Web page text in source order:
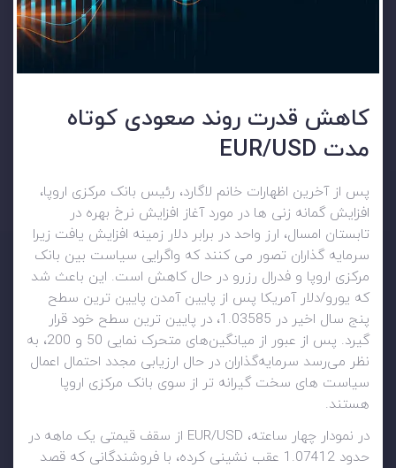
کاهش قدرت روند صعودی کوتاه
مدت EUR/USD
پس از آخرین اظهارات خانم لاگارد، رئیس بانک مرکزی اروپا،
افزایش گمانه زنی ها در مورد آغاز افزایش نرخ بهره در
تابستان امسال، ارز واحد در برابر دلار زمینه افزایش یافت زیرا
سرمایه گذاران تصور می کنند که واگرایی سیاست بین بانک
مرکزی اروپا و فدرال رزرو در حال کاهش است. این باعث شد
که یورو/دلار آمریکا پس از پایین آمدن پایین ترین سطح
پنج سال اخیر در 1.03585، در پایین ترین سطح خود قرار
گیرد. پس از عبور از میانگین‌های متحرک نمایی 50 و 200، به
نظر می‌رسد سرمایه‌گذاران در حال ارزیابی مجدد احتمال اعمال
سیاست های سخت گیرانه تر از سوی بانک مرکزی اروپا
هستند.
در نمودار چهار ساعته، EUR/USD از سقف قیمتی یک ماهه در
حدود 1.07412 عقب نشینی کرده، با فروشندگانی که قصد